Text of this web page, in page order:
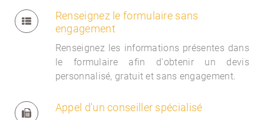
Renseignez le formulaire sans
engagement
Renseignez les informations présentes dans
le formulaire afin d'obtenir un devis
personnalisé, gratuit et sans engagement.
Appel d'un conseiller spécialisé